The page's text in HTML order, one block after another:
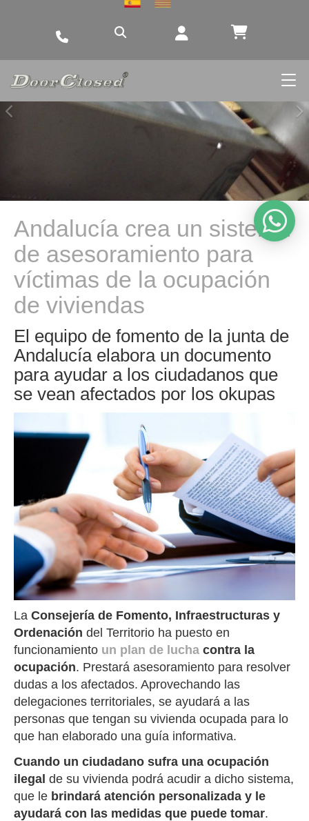
Andalucía crea un sistema
de asesoramiento para
víctimas de la ocupación
de viviendas
El equipo de fomento de la junta de
Andalucía elabora un documento
para ayudar a los ciudadanos que
se vean afectados por los okupas
La Consejería de Fomento, Infraestructuras y
Ordenación del Territorio ha puesto en
funcionamiento un plan de lucha contra la
ocupación. Prestará asesoramiento para resolver
dudas a los afectados. Aprovechando las
delegaciones territoriales, se ayudará a las
personas que tengan su vivienda ocupada para lo
que han elaborado una guía informativa.
Cuando un ciudadano sufra una ocupación
ilegal de su vivienda podrá acudir a dicho sistema,
que le brindará atención personalizada y le
ayudará con las medidas que puede tomar.